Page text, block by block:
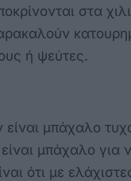
στα
ή ψεύτες.
μπάχαλο
μπάχαλο για
ότι με